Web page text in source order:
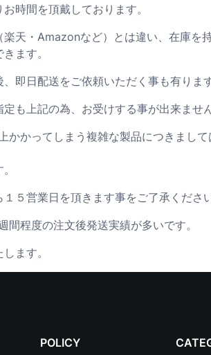
デザイヤ 固定
方法
ャフトへの対
デザイヤ メン
テナンスパッ
シャフト修正
君について
リングキット
取扱説明
Orochi 取扱に
時間を頂戴しております。
楽天・Amazonなど）とは違い、在庫を
ます。
即日配送をご依頼いただく事も有りま
も上記の為、お受けする事が出来ません
かかってしまう複雑な製品につきまし
５営業日を頂きます事をご了承ください
間程度の注文後発送実績が多いです。
ます。
POLICY